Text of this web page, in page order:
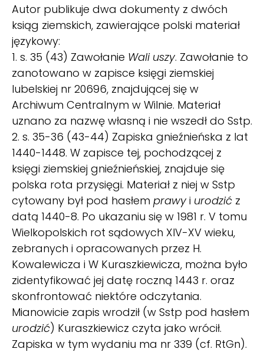
Autor publikuje dwa dokumenty z dwóch
ksiąg ziemskich, zawierające polski materiał
językowy:
1. s. 35 (43) Zawołanie Wali uszy. Zawołanie to
zanotowano w zapisce księgi ziemskiej
lubelskiej nr 20696, znajdującej się w
Archiwum Centralnym w Wilnie. Materiał
uznano za nazwę własną i nie wszedł do Sstp.
2. s. 35-36 (43-44) Zapiska gnieźnieńska z lat
1440-1448. W zapisce tej, pochodzącej z
księgi ziemskiej gnieźnieńskiej, znajduje się
polska rota przysięgi. Materiał z niej w Sstp
cytowany był pod hasłem prawyi urodzić z
datą 1440-8. Po ukazaniu się w 1981 r. V tomu
Wielkopolskich rot sądowych XIV-XV wieku,
zebranych i opracowanych przez H.
Kowalewicza i W Kuraszkiewicza, można było
zidentyfikować jej datę roczną 1443 r. oraz
skonfrontować niektóre odczytania.
Mianowicie zapis wrodził (w Sstp pod hasłem
urodzić) Kuraszkiewicz czyta jako wrócił.
Zapiska w tym wydaniu ma nr 339 (cf. RtGn).